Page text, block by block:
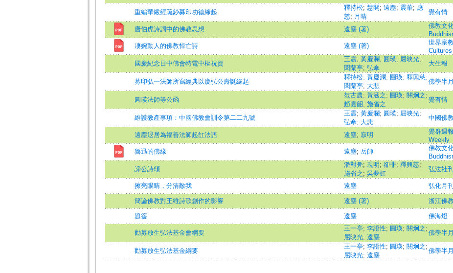
重編華嚴經疏鈔募印功德緣起
釋持松; 慧開 ; 遠塵; 震華; 應
慈; 月晴
覺有情
唐伯虎詩詞中的佛教思想 遠塵 (著)
佛教文
凄婉動人的佛教悼亡詩 遠塵 (著)
世界宗
國慶紀念日中佛會特電中樞祝賀
王震; 黃慶瀾; 圓瑛; 屈映光;
聞蘭亭; 弘傘
大生報
募印弘一法師所寫經典以慶弘公壽誕緣起
釋持松; 黃慶瀾; 圓瑛; 釋興慈;
聞蘭亭; 大悲
佛學半
圓瑛法師等公函
范古農; 黃涵之 ; 圓瑛; 關炯之 ;
趙雲韶; 施省之
覺有情
維護教產事項：中國佛教會訓令第二二九號
王震; 黃慶瀾; 圓瑛; 屈映光;
弘傘; 大悲
中國佛
遠塵退居為福善法師起缸法語 遠塵; 寂明
覺群週
Weekly
魯迅的佛緣 遠塵; 岳帥
佛教文
諦公詩頌
潘對鳧; 現明 ; 卻非; 釋興慈;
施省之 ; 吳夢虹
弘法社刊
擦亮眼睛，分清敵我 遠塵 弘化月刊
簡論佛教對王維詩歌創作的影響 遠塵 (著) 浙江佛
題簽 遠塵 佛海燈
勸募放生弘法基金會綱要
王一亭; 李證性; 圓瑛; 關炯之 ;
屈映光; 遠塵
佛學半
勸募放生弘法基金綱要
王一亭; 李證性; 圓瑛; 關炯之 ;
屈映光; 遠塵
佛學半